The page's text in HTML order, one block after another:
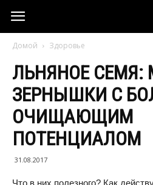
Домой Здоровье
ЛЬНЯНОЕ СЕМЯ:
ЗЕРНЫШКИ С
ОЧИЩАЮЩИМ
ПОТЕНЦИАЛОМ
31.08.2017
Что в них полезного? Как